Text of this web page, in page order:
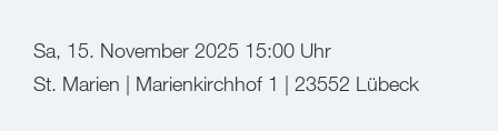
Sa, 15. November 2025 15:00 Uhr
St. Marien | Marienkirchhof 1 | 23552 Lübeck